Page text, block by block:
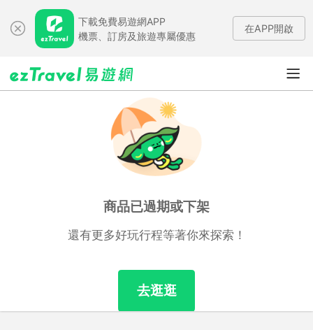
下載免費易遊網APP
機票、訂房及旅遊專屬優惠
在APP開啟
商品已過期或下架
還有更多好玩行程等著你來探索！
去逛逛